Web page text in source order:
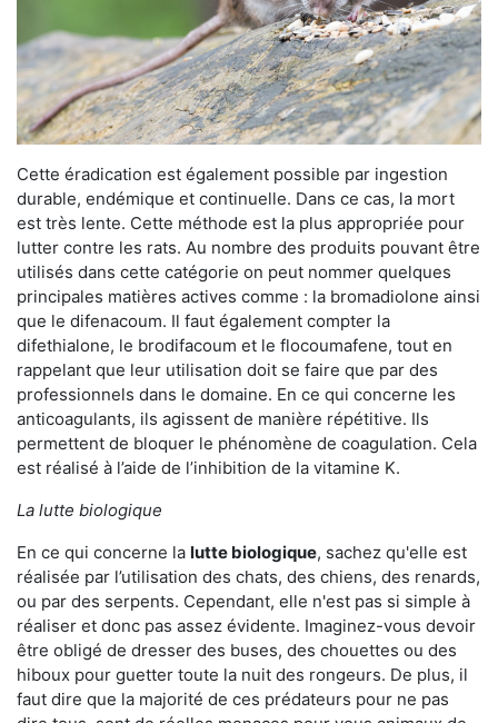
Cette éradication est également possible par ingestion
durable, endémique et continuelle. Dans ce cas, la mort
est très lente. Cette méthode est la plus appropriée pour
lutter contre les rats. Au nombre des produits pouvant être
utilisés dans cette catégorie on peut nommer quelques
principales matières actives comme : la bromadiolone ainsi
que le difenacoum. Il faut également compter la
difethialone, le brodifacoum et le flocoumafene, tout en
rappelant que leur utilisation doit se faire que par des
professionnels dans le domaine. En ce qui concerne les
anticoagulants, ils agissent de manière répétitive. Ils
permettent de bloquer le phénomène de coagulation. Cela
est réalisé à l’aide de l’inhibition de la vitamine K.
La lutte biologique
En ce qui concerne la lutte biologique, sachez qu'elle est
réalisée par l’utilisation des chats, des chiens, des renards,
ou par des serpents. Cependant, elle n'est pas si simple à
réaliser et donc pas assez évidente. Imaginez-vous devoir
être obligé de dresser des buses, des chouettes ou des
hiboux pour guetter toute la nuit des rongeurs. De plus, il
faut dire que la majorité de ces prédateurs pour ne pas